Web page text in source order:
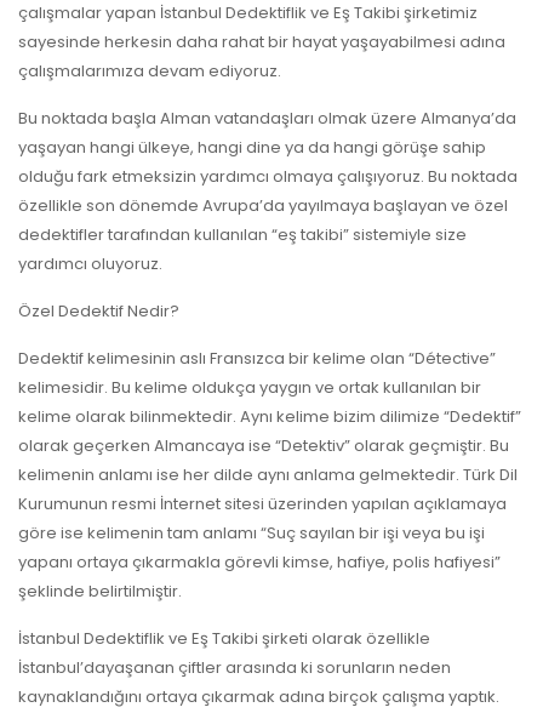
çalışmalar yapan İstanbul Dedektiflik ve Eş Takibi şirketimiz
sayesinde herkesin daha rahat bir hayat yaşayabilmesi adına
çalışmalarımıza devam ediyoruz.
Bu noktada başla Alman vatandaşları olmak üzere Almanya’da
yaşayan hangi ülkeye, hangi dine ya da hangi görüşe sahip
olduğu fark etmeksizin yardımcı olmaya çalışıyoruz. Bu noktada
özellikle son dönemde Avrupa’da yayılmaya başlayan ve özel
dedektifler tarafından kullanılan “eş takibi” sistemiyle size
yardımcı oluyoruz.
Özel Dedektif Nedir?
Dedektif kelimesinin aslı Fransızca bir kelime olan “Détective”
kelimesidir. Bu kelime oldukça yaygın ve ortak kullanılan bir
kelime olarak bilinmektedir. Aynı kelime bizim dilimize “Dedektif”
olarak geçerken Almancaya ise “Detektiv” olarak geçmiştir. Bu
kelimenin anlamı ise her dilde aynı anlama gelmektedir. Türk Dil
Kurumunun resmi İnternet sitesi üzerinden yapılan açıklamaya
göre ise kelimenin tam anlamı “Suç sayılan bir işi veya bu işi
yapanı ortaya çıkarmakla görevli kimse, hafiye, polis hafiyesi”
şeklinde belirtilmiştir.
İstanbul Dedektiflik ve Eş Takibi şirketi olarak özellikle
İstanbul’dayaşanan çiftler arasında ki sorunların neden
kaynaklandığını ortaya çıkarmak adına birçok çalışma yaptık.